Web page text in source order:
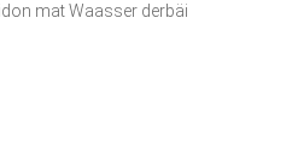
mat Waasser derbäi